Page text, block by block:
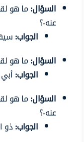
السؤال:ما هو
عنه-؟
الجواب:
السؤال:ما هو
الجواب:
السؤال:ما هو
عنه-؟
الجواب:ذو